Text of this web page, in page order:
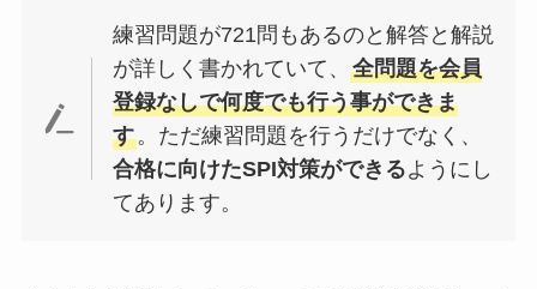
練習問題が721問もあるのと解答と解説
が詳しく書かれていて、全問題を会員
登録なしで何度でも行う事ができま
す。ただ練習問題を行うだけでなく、
合格に向けたSPI対策ができるようにし
てあります。